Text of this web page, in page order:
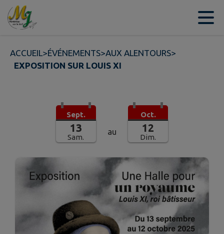
Contenu
ACCUEIL>ÉVÉNEMENTS>AUX ALENTOURS>
EXPOSITION SUR LOUIS XI
Sept.
13
Sam.
au
Oct.
12
Dim.